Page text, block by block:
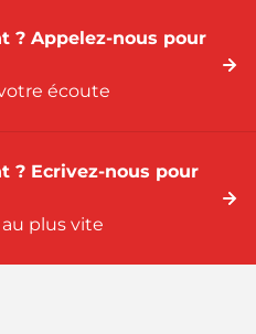
? Appelez-nous pour
écoute
? Ecrivez-nous pour
plus vite